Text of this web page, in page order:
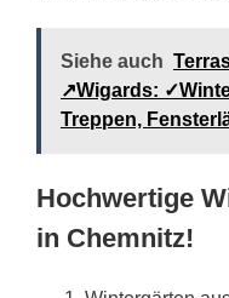
Siehe auch
↗️Wigards:
Treppen,
Hochwertige
in Chemnitz!